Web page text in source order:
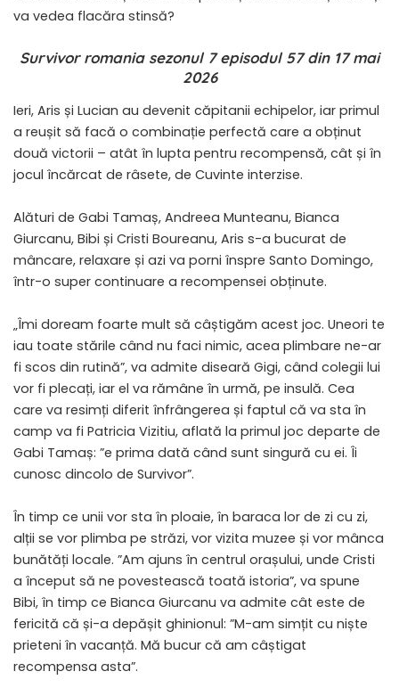
va vedea flacăra stinsă?
Survivor romania sezonul 7 episodul 57 din 17 mai
2026
Ieri, Aris și Lucian au devenit căpitanii echipelor, iar primul
a reușit să facă o combinație perfectă care a obținut
două victorii – atât în lupta pentru recompensă, cât și în
jocul încărcat de râsete, de Cuvinte interzise.
Alături de Gabi Tamaș, Andreea Munteanu, Bianca
Giurcanu, Bibi și Cristi Boureanu, Aris s-a bucurat de
mâncare, relaxare și azi va porni înspre Santo Domingo,
într-o super continuare a recompensei obținute.
„Îmi doream foarte mult să câștigăm acest joc. Uneori te
iau toate stările când nu faci nimic, acea plimbare ne-ar
fi scos din rutină”, va admite diseară Gigi, când colegii lui
vor fi plecați, iar el va rămâne în urmă, pe insulă. Cea
care va resimți diferit înfrângerea și faptul că va sta în
camp va fi Patricia Vizitiu, aflată la primul joc departe de
Gabi Tamaș: ”e prima dată când sunt singură cu ei. Îi
cunosc dincolo de Survivor”.
În timp ce unii vor sta în ploaie, în baraca lor de zi cu zi,
alții se vor plimba pe străzi, vor vizita muzee și vor mânca
bunătăți locale. ”Am ajuns în centrul orașului, unde Cristi
a început să ne povestească toată istoria”, va spune
Bibi, în timp ce Bianca Giurcanu va admite cât este de
fericită că și-a depășit ghinionul: ”M-am simțit cu niște
prieteni în vacanță. Mă bucur că am câștigat
recompensa asta”.